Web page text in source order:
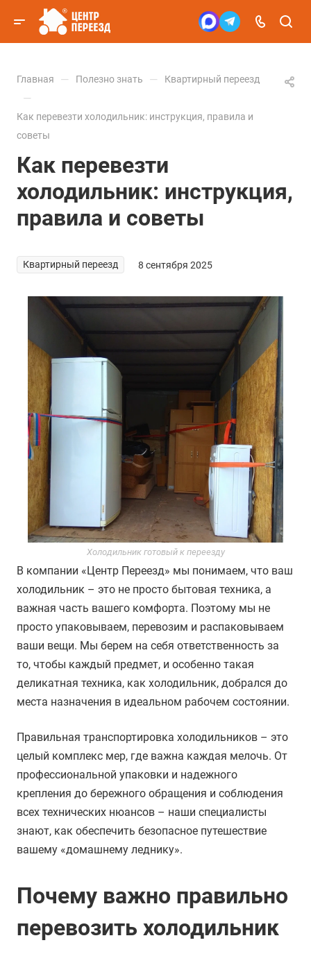
Главная — Полезно знать — Квартирный переезд
—
Как перевезти холодильник: инструкция, правила и
советы
Как перевезти
холодильник: инструкция,
правила и советы
Квартирный переезд 8 сентября 2025
Холодильник готовый к переезду
В компании «Центр Переезд» мы понимаем, что ваш
холодильник – это не просто бытовая техника, а
важная часть вашего комфорта. Поэтому мы не
просто упаковываем, перевозим и распаковываем
ваши вещи. Мы берем на себя ответственность за
то, чтобы каждый предмет, и особенно такая
деликатная техника, как холодильник, добрался до
места назначения в идеальном рабочем состоянии.
Правильная транспортировка холодильников – это
целый комплекс мер, где важна каждая мелочь. От
профессиональной упаковки и надежного
крепления до бережного обращения и соблюдения
всех технических нюансов – наши специалисты
знают, как обеспечить безопасное путешествие
вашему «домашнему леднику».
Почему важно правильно
перевозить холодильник